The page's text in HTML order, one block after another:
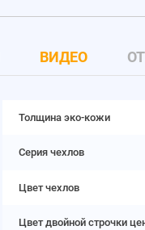
ВИДЕО
Толщина эко-кожи
Серия чехлов
Цвет чехлов
Цвет двойной строчки